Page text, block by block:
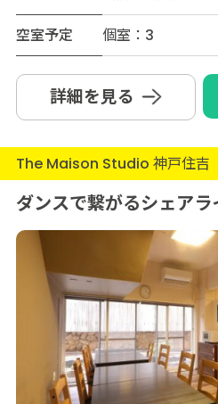
空室予定
個室：3
詳細を見る
The Maison Studio 神戸住吉
ダンスで繋がるシェアラ